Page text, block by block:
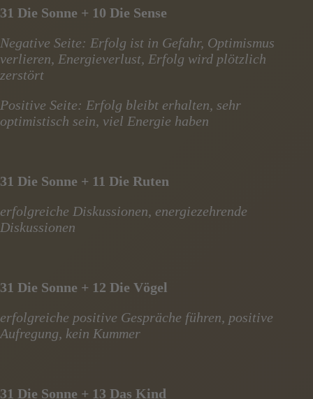
31 Die Sonne + 10 Die Sense
Negative Seite: Erfolg ist in Gefahr, Optimismus
verlieren, Energieverlust, Erfolg wird plötzlich
zerstört
Positive Seite: Erfolg bleibt erhalten, sehr
optimistisch sein, viel Energie haben
31 Die Sonne + 11 Die Ruten
erfolgreiche Diskussionen, energiezehrende
Diskussionen
31 Die Sonne + 12 Die Vögel
erfolgreiche positive Gespräche führen, positive
Aufregung, kein Kummer
31 Die Sonne + 13 Das Kind